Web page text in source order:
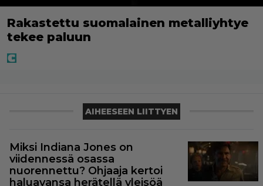
Rakastettu suomalainen metalliyhtye
tekee paluun
AIHEESEEN LIITTYEN
Miksi Indiana Jones on
viidennessä osassa
nuorennettu? Ohjaaja kertoi
haluavansa herätellä yleisöä